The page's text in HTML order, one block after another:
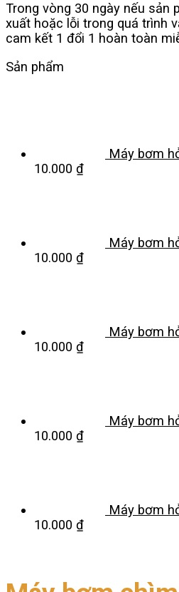
Trong vòng 30 ngày nếu sản
xuất hoặc lỗi trong quá trình
cam kết 1 đổi 1 hoàn toàn
Sản phẩm
Máy bơm
10.000 ₫
Máy bơm
10.000 ₫
Máy bơm
10.000 ₫
Máy bơm
10.000 ₫
Máy bơm
10.000 ₫